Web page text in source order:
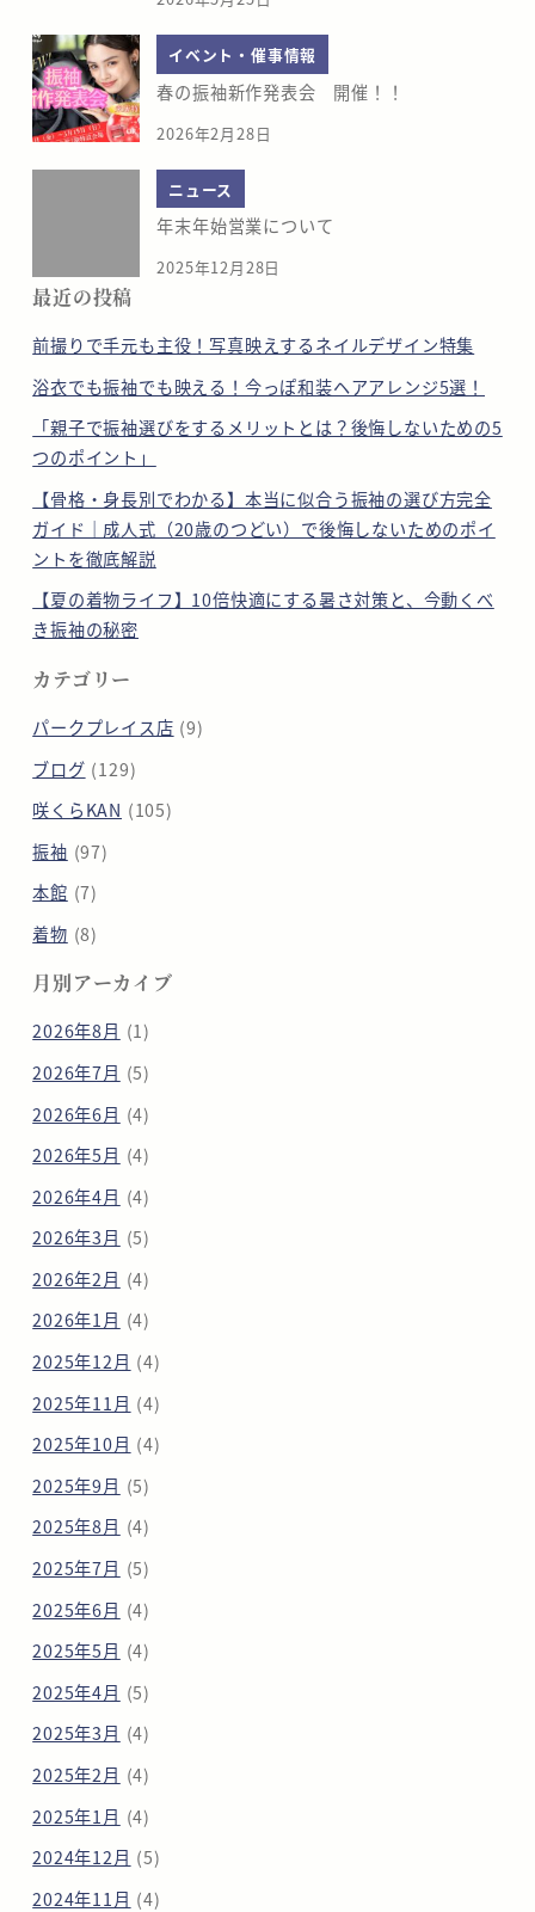
イベント・催事情報
春の振袖新作発表会 開催！！
2026年2月28日
ニュース
年末年始営業について
2025年12月28日
最近の投稿
前撮りで手元も主役！写真映えするネイルデザイン特集
浴衣でも振袖でも映える！今っぽ和装ヘアアレンジ5選！
「親子で振袖選びをするメリットとは？後悔しないための5
つのポイント」
【骨格・身長別でわかる】本当に似合う振袖の選び方完全
ガイド｜成人式（20歳のつどい）で後悔しないためのポイ
ントを徹底解説
【夏の着物ライフ】10倍快適にする暑さ対策と、今動くべ
き振袖の秘密
カテゴリー
パークプレイス店 (9)
ブログ (129)
咲くらKAN (105)
振袖 (97)
本館 (7)
着物 (8)
月別アーカイブ
2026年8月 (1)
2026年7月 (5)
2026年6月 (4)
2026年5月 (4)
2026年4月 (4)
2026年3月 (5)
2026年2月 (4)
2026年1月 (4)
2025年12月 (4)
2025年11月 (4)
2025年10月 (4)
2025年9月 (5)
2025年8月 (4)
2025年7月 (5)
2025年6月 (4)
2025年5月 (4)
2025年4月 (5)
2025年3月 (4)
2025年2月 (4)
2025年1月 (4)
2024年12月 (5)
2024年11月 (4)